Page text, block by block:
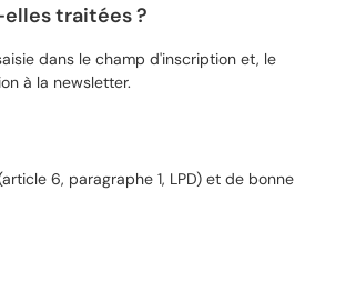
traitées ?
dans le champ d'inscription et, le
à la newsletter.
6, paragraphe 1, LPD) et de bonne